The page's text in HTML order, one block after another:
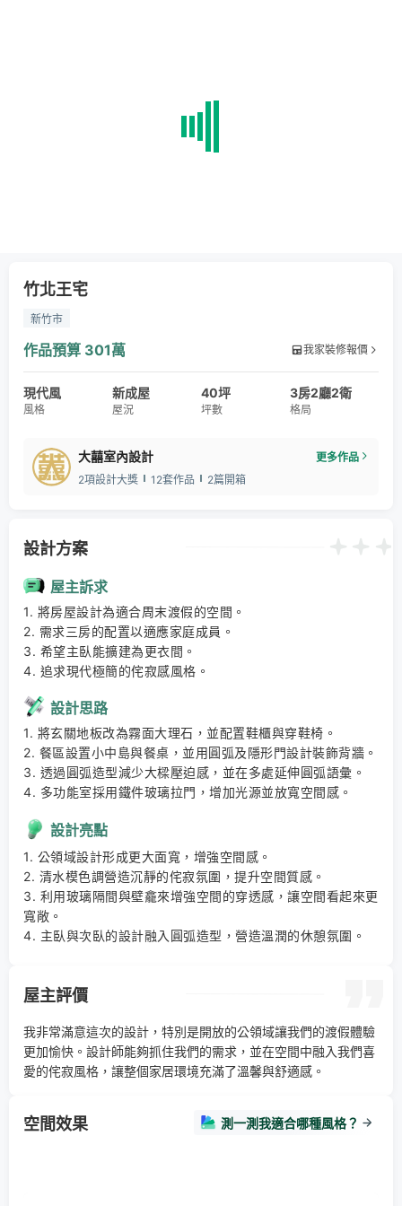
竹北王宅
新竹市
作品預算 301萬 我家裝修報價
現代風
風格
新成屋
屋況
40坪
坪數
3房2廳2衛
格局
大囍室內設計
更多作品
2項設計大獎
12套作品 2篇開箱
設計方案
屋主訴求
1. 將房屋設計為適合周末渡假的空間。
2. 需求三房的配置以適應家庭成員。
3. 希望主臥能擴建為更衣間。
4. 追求現代極簡的侘寂感風格。
設計思路
1. 將玄關地板改為霧面大理石，並配置鞋櫃與穿鞋椅。
2. 餐區設置小中島與餐桌，並用圓弧及隱形門設計裝飾背牆。
3. 透過圓弧造型減少大樑壓迫感，並在多處延伸圓弧語彙。
4. 多功能室採用鐵件玻璃拉門，增加光源並放寬空間感。
設計亮點
1. 公領域設計形成更大面寬，增強空間感。
2. 清水模色調營造沉靜的侘寂氛圍，提升空間質感。
3. 利用玻璃隔間與壁龕來增強空間的穿透感，讓空間看起來更
寬敞。
4. 主臥與次臥的設計融入圓弧造型，營造溫潤的休憩氛圍。
屋主評價
我非常滿意這次的設計，特別是開放的公領域讓我們的渡假體驗
更加愉快。設計師能夠抓住我們的需求，並在空間中融入我們喜
愛的侘寂風格，讓整個家居環境充滿了溫馨與舒適感。
空間效果 測一測我適合哪種風格？